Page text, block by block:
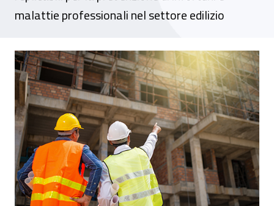
malattie professionali nel settore edilizio
Buone pratiche per la sicurezza nei